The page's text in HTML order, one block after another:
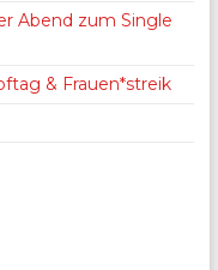
Abend zum Single
& Frauen*streik